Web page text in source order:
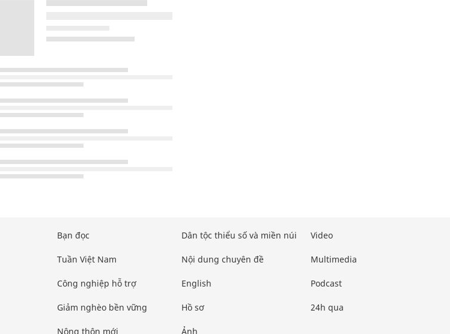
Bạn đọc
Tuần Việt Nam
Công nghiệp hỗ trợ
Giảm nghèo bền vững
Nông thôn mới
Dân tộc thiểu số và miền núi
Nội dung chuyên đề
English
Hồ sơ
Ảnh
Video
Multimedia
Podcast
24h qua